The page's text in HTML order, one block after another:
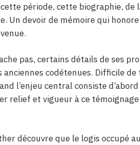
période, cette biographie, de
Un devoir de mémoire qui
pas, certains détails de ses
codétenues. Difficile de
l’enjeu central consiste
relief et vigueur à ce
découvre que le logis occupé